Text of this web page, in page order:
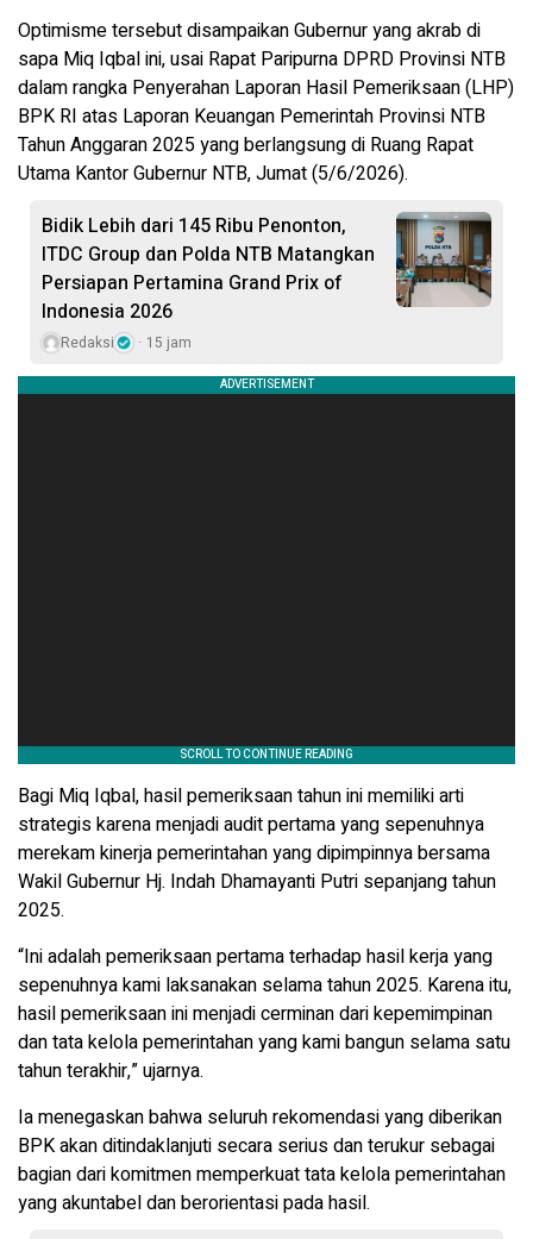
Optimisme tersebut disampaikan Gubernur yang akrab di
sapa Miq Iqbal ini, usai Rapat Paripurna DPRD Provinsi NTB
dalam rangka Penyerahan Laporan Hasil Pemeriksaan (LHP)
BPK RI atas Laporan Keuangan Pemerintah Provinsi NTB
Tahun Anggaran 2025 yang berlangsung di Ruang Rapat
Utama Kantor Gubernur NTB, Jumat (5/6/2026).
Bidik Lebih dari 145 Ribu Penonton,
ITDC Group dan Polda NTB Matangkan
Persiapan Pertamina Grand Prix of
Indonesia 2026
Redaksi 15 jam
Bagi Miq Iqbal, hasil pemeriksaan tahun ini memiliki arti
strategis karena menjadi audit pertama yang sepenuhnya
merekam kinerja pemerintahan yang dipimpinnya bersama
Wakil Gubernur Hj. Indah Dhamayanti Putri sepanjang tahun
2025.
“Ini adalah pemeriksaan pertama terhadap hasil kerja yang
sepenuhnya kami laksanakan selama tahun 2025. Karena itu,
hasil pemeriksaan ini menjadi cerminan dari kepemimpinan
dan tata kelola pemerintahan yang kami bangun selama satu
tahun terakhir,” ujarnya.
Ia menegaskan bahwa seluruh rekomendasi yang diberikan
BPK akan ditindaklanjuti secara serius dan terukur sebagai
bagian dari komitmen memperkuat tata kelola pemerintahan
yang akuntabel dan berorientasi pada hasil.